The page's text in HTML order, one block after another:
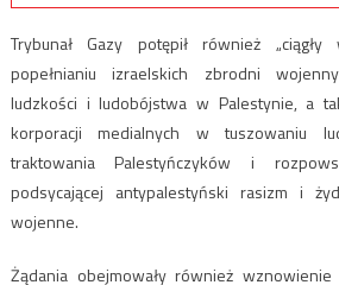
Trybunał Gazy potępił również
popełnianiu izraelskich zbrodni
ludzkości i ludobójstwa w Palestynie, a
korporacji medialnych w tuszowaniu
traktowania Palestyńczyków i
podsycającej antypalestyński rasizm i
wojenne.
Żądania obejmowały również